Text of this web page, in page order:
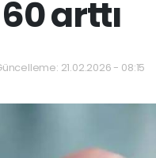
arttı
21.02.2026 - 08:15